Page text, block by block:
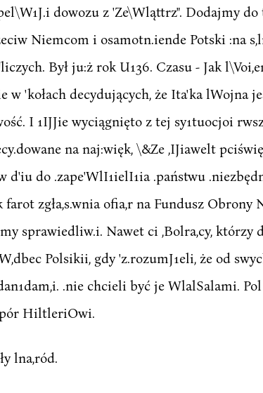
dowozu z 'Ze\Wląttrz". Dodajmy do
Niemcom i osamotn.iende Potski :na
Był ju:ż rok U136. Czasu - Jak
'kołach decydujących, że Ita'ka lWojna
I 1IJJie wyciągnięto z tej sy1tuocjoi
na naj:więk, \&Ze ,IJiawelt
d'iu do .zape'WlI1ielI1ia .państwu
zgła,s.wnia ofia,r na Fundusz Obrony
sprawiedliw.i. Nawet ci ,Bolra,cy, którzy
Polsikii, gdy 'z.rozumJ1eli, że od
.nie chcieli być je WlalSalami.
HiltleriOwi.
lna,ród.